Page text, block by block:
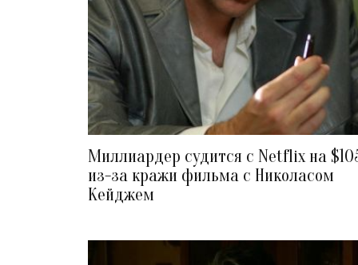
Миллиардер судится с Netflix на
из-за кражи фильма с Николасом
Кейджем